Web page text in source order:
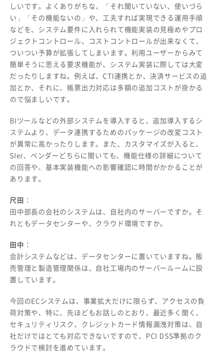
しいです。よくありがちな、「それ聞いていない、使いづら
い」「その機能ないの」や、工夫すれば実現できる運用手順
などを、システム要件に入れられて機能実装の見極めやプロ
ジェクトコントロール、コストコントロールが出来なくて、
ついつい予算が拡張してしまいます。利用ユーザーからみて
簡単そうに思える要求機能が、システム実装に際しては大変
だったりしますね。例えば、CTI連携とか、決済サービスの追
加とか、それに、帳票出力対応は多額の追加コストが掛かる
ので悩ましいです。
BIツールなどの外部システムを導入すると、追加導入するシ
ステムより、データ連携するためのパッケージの改変コスト
が異常に高かったりします。また、カスタマイズが入ると、
SIer、ベンダーどちらに聞いても、機能仕様の詳細について
の回答や、基本実装機能への影響確認に時間がかかることが
あります。
尺田 ：
田中部長の会社のシステムは、自社内のサーバーですか。そ
れともデータセンターや、クラウド環境ですか。
田中 ：
会計システムなどは、データセンターに置いていますね。販
売管理と製造管理関係は、自社工場内のサーバールームに設
置しています。
今回のECシステムは、事業拡大だけに限らず、アクセスの負
荷対策や、特に、先ほどもお話しのとおり、最近多く聞く、
セキュリティリスク、クレジットカード情報漏洩対策は、自
社だけではとても対応できないですので、PCI DSS準拠のク
ラウドで検討を進めています。